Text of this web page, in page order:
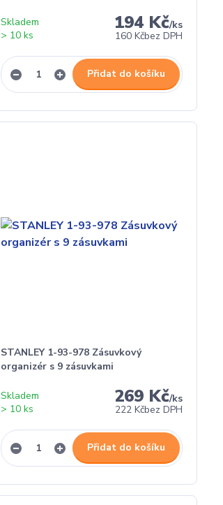
194 Kč/ks
160 Kčbez DPH
Skladem
> 10 ks
Přidat do košíku
STANLEY 1-93-978 Zásuvkový
organizér s 9 zásuvkami
269 Kč/ks
222 Kčbez DPH
Skladem
> 10 ks
Přidat do košíku